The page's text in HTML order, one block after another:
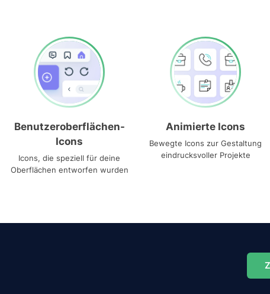
Benutzeroberflächen-
Icons
Icons, die speziell für deine
Oberflächen entworfen wurden
Animierte Icons
Bewegte Icons zur Gestaltung
eindrucksvoller Projekte